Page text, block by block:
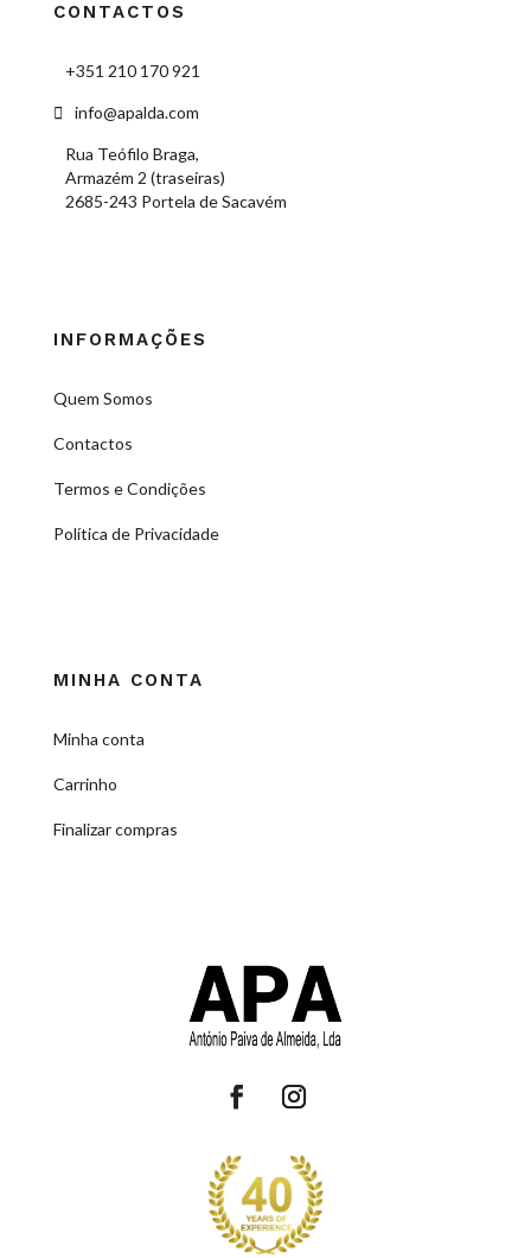
CONTACTOS
+351 210 170 921
info@apalda.com
Rua Teófilo Braga,
Armazém 2 (traseiras)
2685-243 Portela de Sacavém
INFORMAÇÕES
Quem Somos
Contactos
Termos e Condições
Política de Privacidade
MINHA CONTA
Minha conta
Carrinho
Finalizar compras